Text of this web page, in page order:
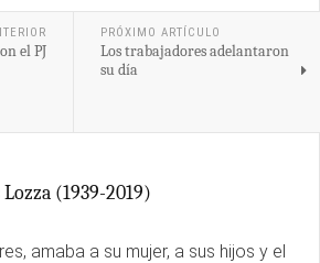
el PJ
PRÓXIMO ARTÍCULO
Los trabajadores adelantaron
su día
(1939-2019)
amaba a su mujer, a sus hijos y el